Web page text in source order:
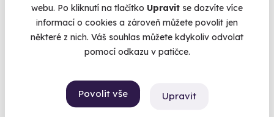
webu. Po kliknutí na tlačítko Upravit se dozvíte více
informací o cookies a zároveň můžete povolit jen
některé z nich. Váš souhlas můžete kdykoliv odvolat
pomocí odkazu v patičce.
Povolit vše Upravit
Volný termín už 08. 08. 2026